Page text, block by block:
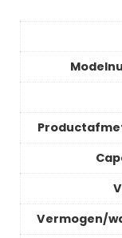
Vermogen/